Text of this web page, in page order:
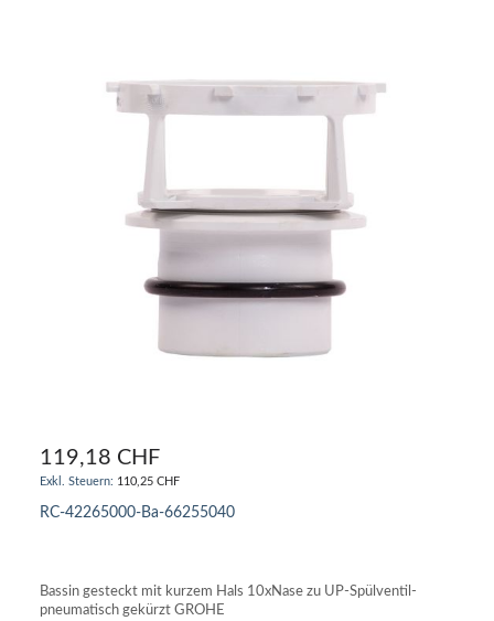
119,18 CHF
110,25 CHF
RC-42265000-Ba-66255040
Bassin gesteckt mit kurzem Hals 10xNase zu UP-Spülventil-
pneumatisch gekürzt GROHE